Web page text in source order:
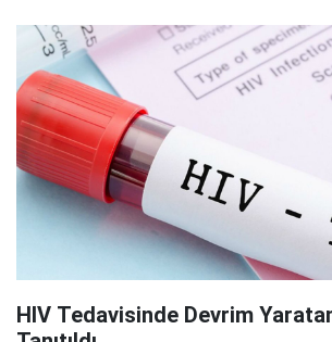
HIV Tedavisinde Devrim